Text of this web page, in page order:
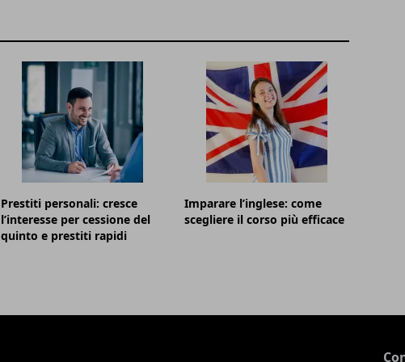
Prestiti personali: cresce
l’interesse per cessione del
quinto e prestiti rapidi
Imparare l’inglese: come
scegliere il corso più efficace